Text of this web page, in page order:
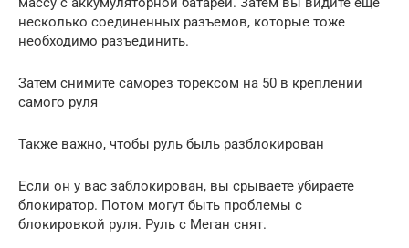
несколько соединенных разъемов, которые тоже
необходимо разъединить.
Затем снимите саморез торексом на 50 в креплении
самого руля
Также важно, чтобы руль быль разблокирован
Если он у вас заблокирован, вы срываете убираете
блокиратор. Потом могут быть проблемы с
блокировкой руля. Руль с Меган снят.